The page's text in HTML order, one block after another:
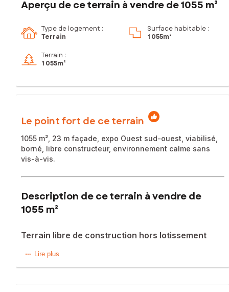
Aperçu de ce terrain à vendre de 1055 m²
Type de logement :
Terrain
Surface habitable :
1 055m²
Terrain :
1 055m²
Le point fort de ce terrain
1055 m², 23 m façade, expo Ouest sud-ouest, viabilisé,
borné, libre constructeur, environnement calme sans
vis-à-vis.
Description de ce terrain à vendre de
1055 m²
Terrain libre de construction hors lotissement
Situé dans la charmante commune de Bois-Bernard
paisible et agréable à vivre, bénéficie d'un environnement
Lire plus